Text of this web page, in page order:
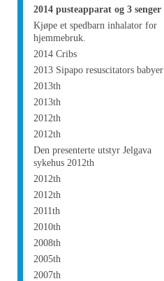
2014 pusteapparat og 3 senger
Kjøpe et spedbarn inhalator for
hjemmebruk.
2014 Cribs
2013 Sipapo resuscitators babyer
2013th
2013th
2012th
2012th
Den presenterte utstyr Jelgava
sykehus 2012th
2012th
2012th
2011th
2010th
2008th
2005th
2007th